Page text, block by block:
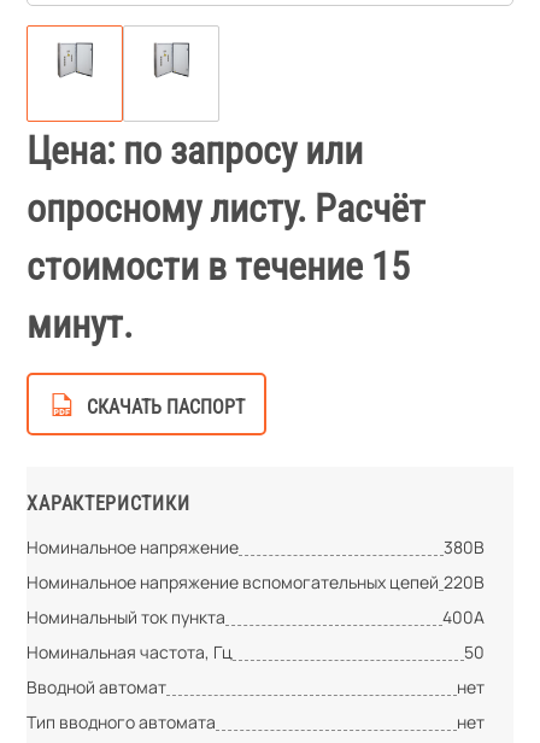
Цена: по запросу или
опросному листу. Расчёт
стоимости в течение 15
минут.
СКАЧАТЬ ПАСПОРТ
ХАРАКТЕРИСТИКИ
Номинальное напряжение
380В
Номинальное напряжение вспомогательных цепей 220В
Номинальный ток пункта
400А
Номинальная частота, Гц
50
Вводной автомат
нет
Тип вводного автомата
нет